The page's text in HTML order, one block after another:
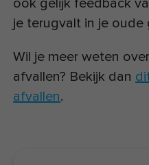
ook gelijk feedback
je terugvalt in je oude
Wil je meer weten
afvallen? Bekijk dan
afvallen.